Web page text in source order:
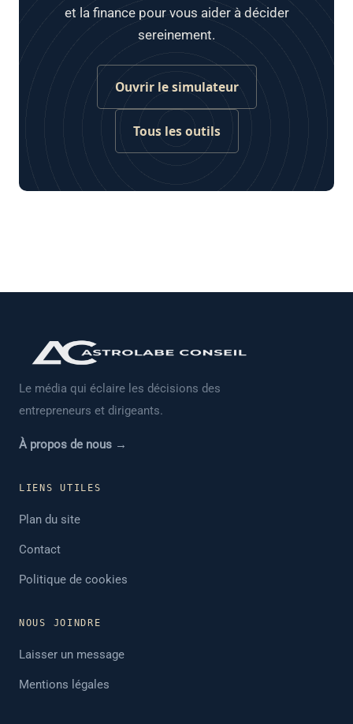
et la finance pour vous aider à décider
sereinement.
Ouvrir le simulateur
Tous les outils
Le média qui éclaire les décisions des
entrepreneurs et dirigeants.
À propos de nous →
LIENS UTILES
Plan du site
Contact
Politique de cookies
NOUS JOINDRE
Laisser un message
Mentions légales